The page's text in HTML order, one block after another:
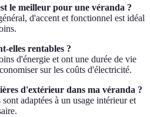
le meilleur pour une véranda ?
d'accent et fonctionnel est idéal
elles rentables ?
d'énergie et ont une durée de vie
sur les coûts d'électricité.
d'extérieur dans ma véranda ?
adaptées à un usage intérieur et